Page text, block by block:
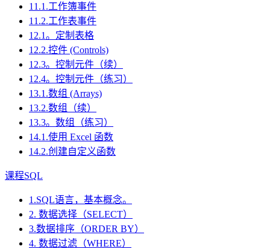
11.1.工作簿事件
11.2.工作表事件
12.1。定制表格
12.2.控件 (Controls)
12.3。控制元件（续）
12.4。控制元件（练习）
13.1.数组 (Arrays)
13.2.数组（续）
13.3。数组（练习）
14.1.使用 Excel 函数
14.2.创建自定义函数
课程SQL
1.SQL语言，基本概念。
2. 数据选择（SELECT）
3.数据排序（ORDER BY）
4. 数据过滤（WHERE）